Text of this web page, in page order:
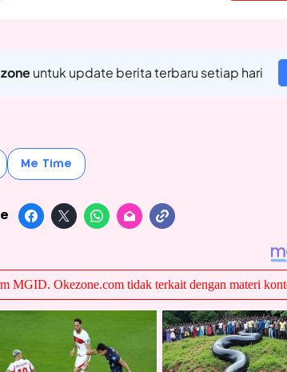
untuk update berita terbaru setiap hari
Me Time